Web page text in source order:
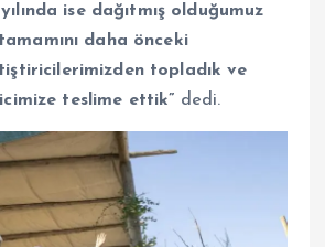
ise dağıtmış olduğumuz
daha önceki
topladık ve
teslime ettik” dedi.